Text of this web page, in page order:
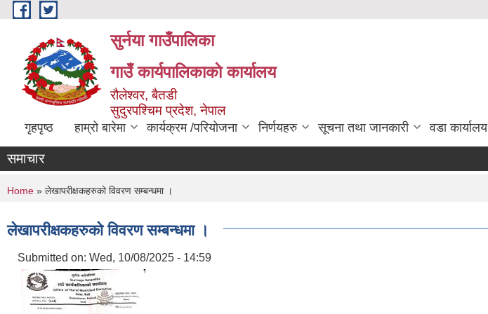
Skip to main content
सुर्नया गाउँपालिका
गाउँ कार्यपालिकाकाे कार्यालय
रौलेश्वर, बैतडी
सुदुरपश्चिम प्रदेश, नेपाल
गृहपृष्ठ हाम्रो बारेमा कार्यक्रम /परियोजना निर्णयहरु सूचना तथा जानकारी वडा कार्यालय
समाचार
You are here
Home » लेखापरीक्षकहरुको विवरण सम्बन्धमा ।
लेखापरीक्षकहरुको विवरण सम्बन्धमा ।
Submitted on: Wed, 10/08/2025 - 14:59